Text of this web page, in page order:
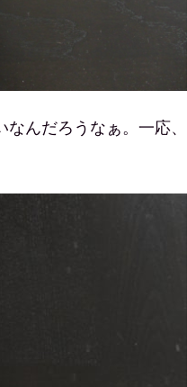
んだろうなぁ。一応